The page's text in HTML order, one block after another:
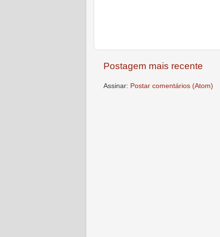
Postagem mais recente
Assinar: Postar comentários (Atom)